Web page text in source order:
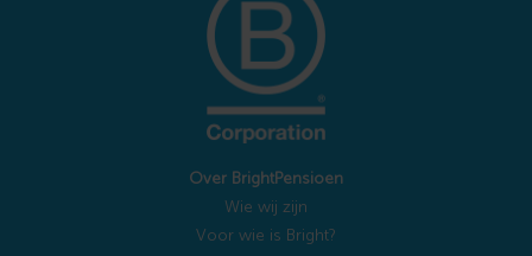
Over BrightPensioen
Wie wij zijn
Voor wie is Bright?